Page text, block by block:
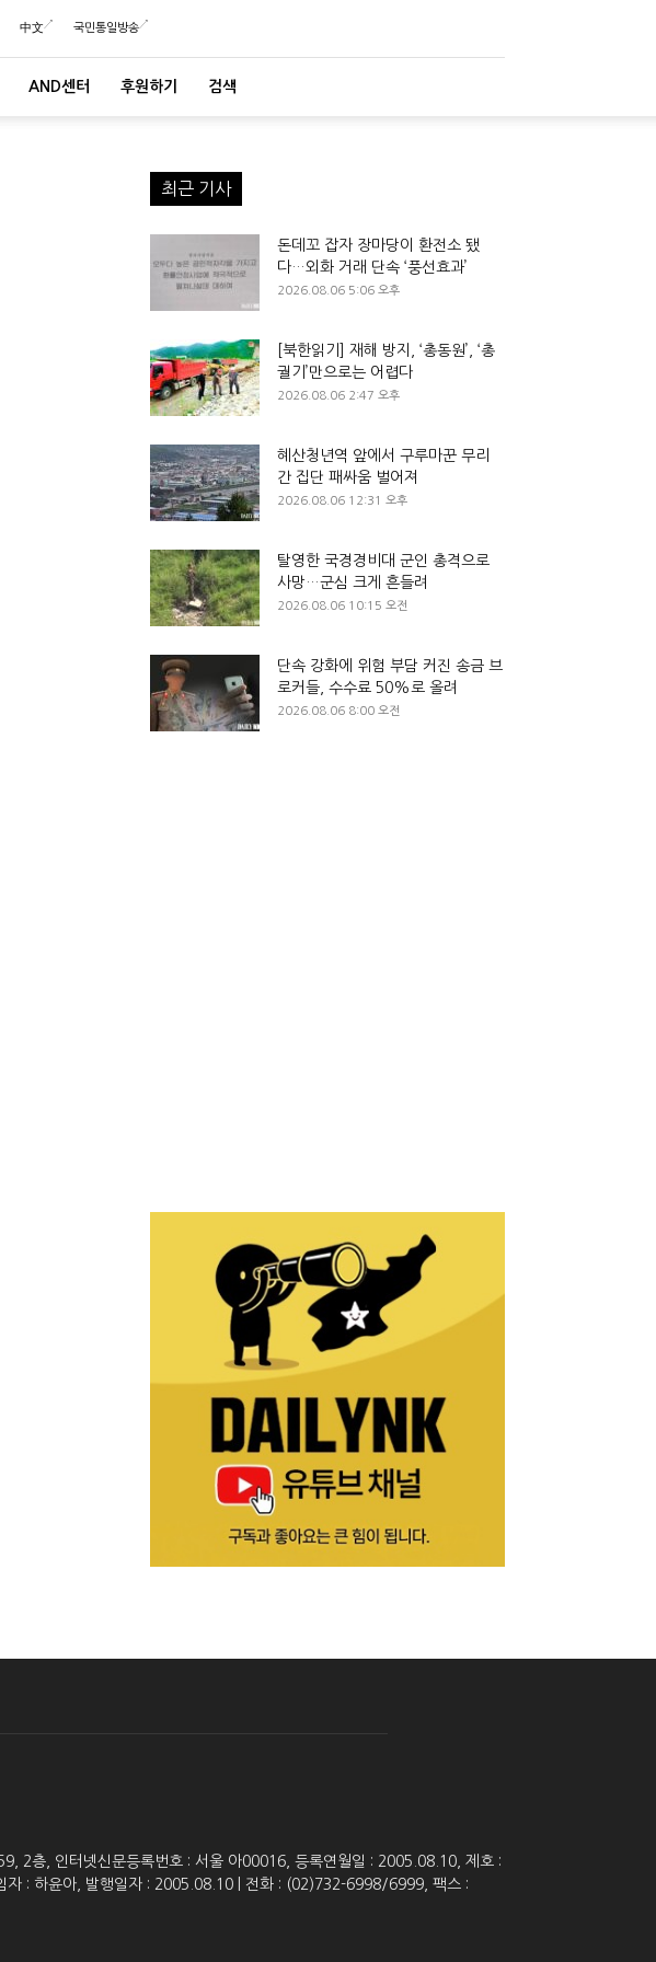
中文 국민통일방송
AND센터 후원하기 검색
최근 기사
돈데꼬 잡자 장마당이 환전소 됐
다…외화 거래 단속 ‘풍선효과’
2026.08.06 5:06 오후
[북한읽기] 재해 방지, ‘총동원’, ‘총
궐기’만으로는 어렵다
2026.08.06 2:47 오후
혜산청년역 앞에서 구루마꾼 무리
간 집단 패싸움 벌어져
2026.08.06 12:31 오후
탈영한 국경경비대 군인 총격으로
사망…군심 크게 흔들려
2026.08.06 10:15 오전
단속 강화에 위험 부담 커진 송금 브
로커들, 수수료 50%로 올려
2026.08.06 8:00 오전
2층, 인터넷신문등록번호 : 서울 아00016, 등록연월일 : 2005.08.10, 제호 :
자 : 하윤아, 발행일자 : 2005.08.10 | 전화 : (02)732-6998/6999, 팩스 :